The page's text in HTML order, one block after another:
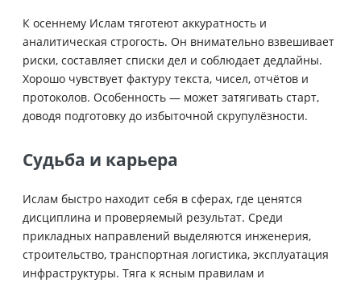
К осеннему Ислам тяготеют аккуратность и
аналитическая строгость. Он внимательно взвешивает
риски, составляет списки дел и соблюдает дедлайны.
Хорошо чувствует фактуру текста, чисел, отчётов и
протоколов. Особенность — может затягивать старт,
доводя подготовку до избыточной скрупулёзности.
Судьба и карьера
Ислам быстро находит себя в сферах, где ценятся
дисциплина и проверяемый результат. Среди
прикладных направлений выделяются инженерия,
строительство, транспортная логистика, эксплуатация
инфраструктуры. Тяга к ясным правилам и